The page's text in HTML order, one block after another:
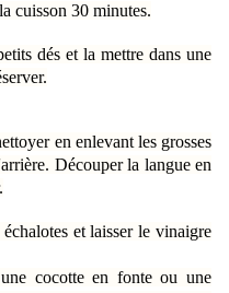
cuisson 30 minutes.
dés et la mettre dans une
en enlevant les grosses
Découper la langue en
et laisser le vinaigre
cocotte en fonte ou une